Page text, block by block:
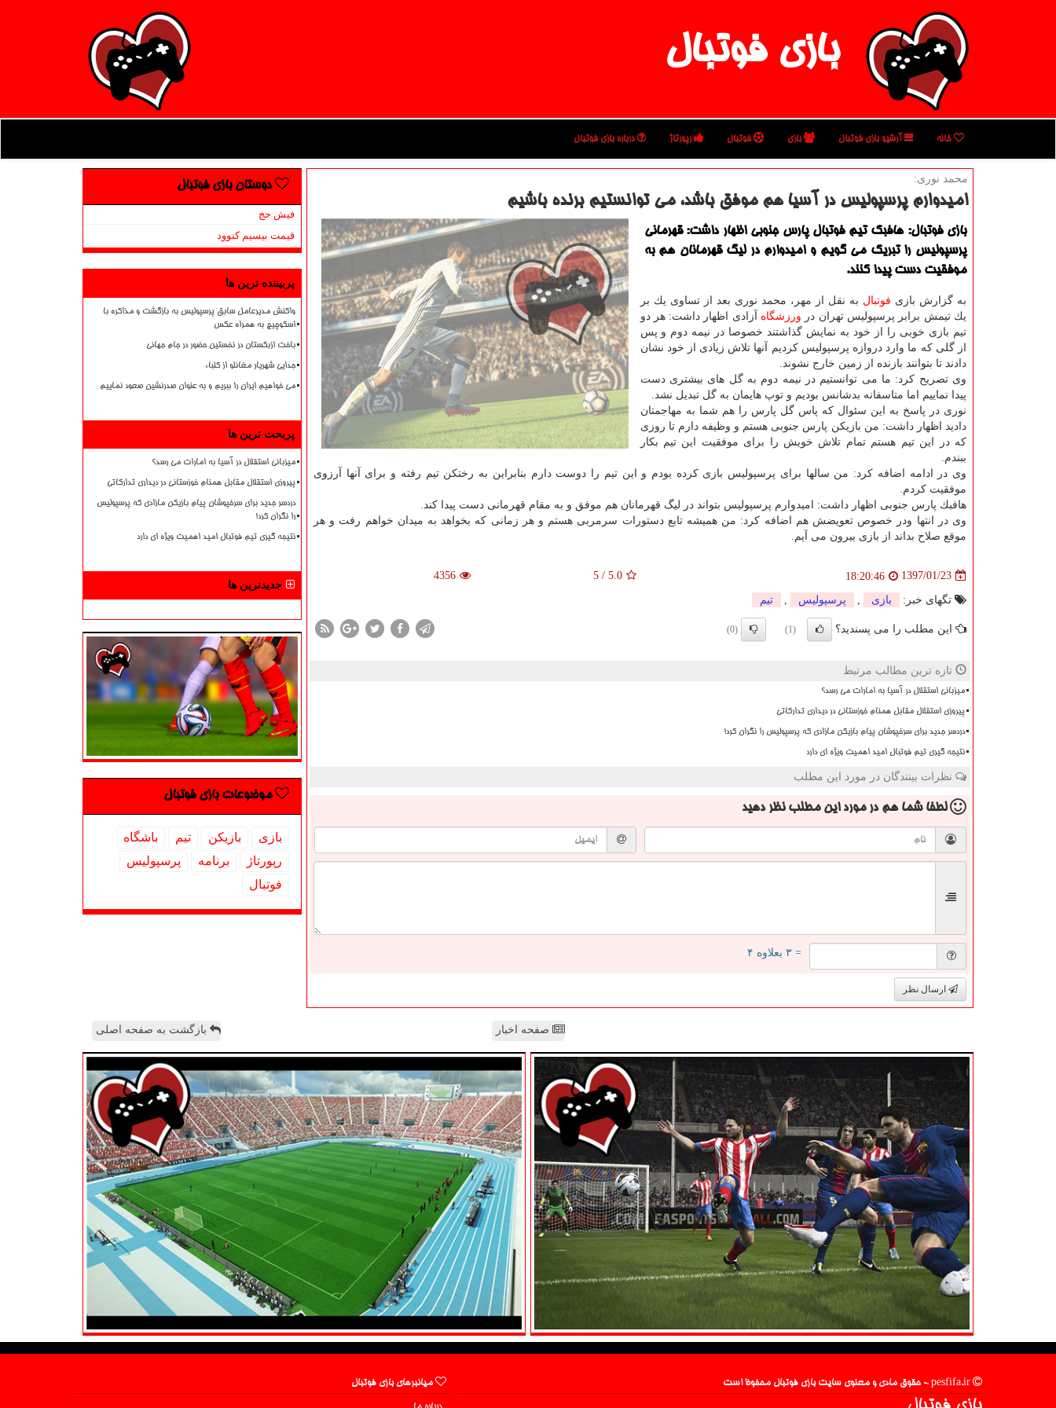
بازی فوتبال
خانه آرشیو بازی فوتبال بازی فوتبال رپورتاژ درباره بازی فوتبال
محمد نوری:
امیدوارم پرسپولیس در آسیا هم موفق باشد، می توانستیم برنده باشیم
بازی فوتبال: هافبك تیم فوتبال پارس جنوبی اظهار داشت: قهرمانی
پرسپولیس را تبریك می گویم و امیدوارم در لیگ قهرمانان هم به
موفقیت دست پیدا كنند.
به گزارش بازی فوتبال به نقل از مهر، محمد نوری بعد از تساوی یك بر
یك تیمش برابر پرسپولیس تهران در ورزشگاه آزادی اظهار داشت: هر دو
تیم بازی خوبی را از خود به نمایش گذاشتند خصوصا در نیمه دوم و پس
از گلی كه ما وارد دروازه پرسپولیس كردیم آنها تلاش زیادی از خود نشان
دادند تا بتوانند بازنده از زمین خارج نشوند.
وی تصریح كرد: ما می توانستیم در نیمه دوم به گل های بیشتری دست
پیدا نماییم اما متاسفانه بدشانس بودیم و توپ هایمان به گل تبدیل نشد.
نوری در پاسخ به این سئوال كه پاس گل پارس را هم شما به مهاجمتان
دادید اظهار داشت: من بازیكن پارس جنوبی هستم و وظیفه دارم تا روزی
كه در این تیم هستم تمام تلاش خویش را برای موفقیت این تیم بكار
ببندم.
وی در ادامه اضافه كرد: من سالها برای پرسپولیس بازی كرده بودم و این تیم را دوست دارم بنابراین به رختكن تیم رفته و برای آنها آرزوی
موفقیت كردم.
هافبك پارس جنوبی اظهار داشت: امیدوارم پرسپولیس بتواند در لیگ قهرمانان هم موفق و به مقام قهرمانی دست پیدا كند.
وی در انتها ودر خصوص تعویضش هم اضافه كرد: من همیشه تابع دستورات سرمربی هستم و هر زمانی كه بخواهد به میدان خواهم رفت و هر
موقع صلاح بداند از بازی بیرون می آیم.
1397/01/23
18:20:46
5.0
/
5
4356
تگهای خبر: بازی پرسپولیس تیم
این مطلب را می پسندید؟ (1)
(0)
تازه ترین مطالب مرتبط
میزبانی استقلال در آسیا به امارات می رسد؟
پیروزی استقلال مقابل همنام خوزستانی در دیداری تدارکاتی
دردسر جدید برای سرخپوشان پیام بازیکن مازادی که پرسپولیس را نگران کرد!
نتیجه گیری تیم فوتبال امید اهمیت ویژه ای دارد
نظرات بینندگان در مورد این مطلب
لطفا شما همدر مورد این مطلب نظر دهید
= ۳ بعلاوه ۴
ارسال نظر
دوستان بازی فوتبال
فیش حج
قیمت بیسیم کنوود
پربیننده ترین ها
واکنش مدیرعامل سابق پرسپولیس به بازگشت و مذاکره با
اسکوچیچ به همراه عکس
باخت ازبکستان در نخستین حضور در جام جهانی
جدایی شهریار مغانلو از کلباء
می خواهیم ایران را ببریم و به عنوان صدرنشین صعود نماییم
پربحث ترین ها
میزبانی استقلال در آسیا به امارات می رسد؟
پیروزی استقلال مقابل همنام خوزستانی در دیداری تدارکاتی
دردسر جدید برای سرخپوشان پیام بازیکن مازادی که پرسپولیس
را نگران کرد!
نتیجه گیری تیم فوتبال امید اهمیت ویژه ای دارد
جدیدترین ها
موضوعات بازی فوتبال
بازی بازیكن تیم
باشگاه
رپورتاژ
برنامه
پرسپولیس
فوتبال
صفحه اخبار بازگشت به صفحه اصلی
میانبرهای بازی فوتبال